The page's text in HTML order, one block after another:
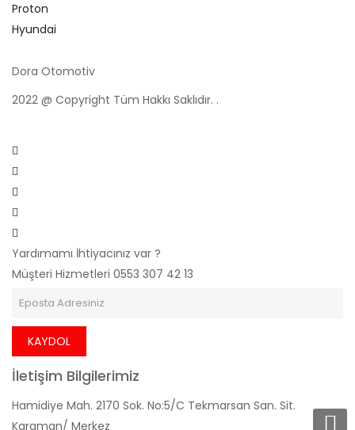
Proton
Hyundai
Dora Otomotiv
2022 @ Copyright Tüm Hakkı Saklıdır. .
Yardımamı İhtiyacınız var ?
Müşteri Hizmetleri 0553 307 42 13
KAYDOL
İletişim Bilgilerimiz
Hamidiye Mah. 2170 Sok. No:5/C Tekmarsan San. Sit.
Karaman/ Merkez